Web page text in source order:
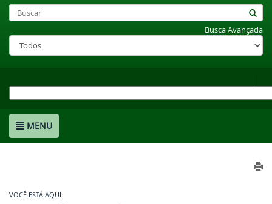
Busca Avançada
MENU
VOCÊ ESTÁ AQUI: